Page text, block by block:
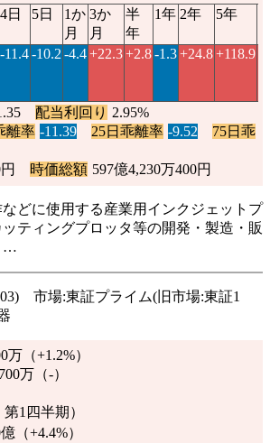
4日 5日
1か
月
3か
月
半
年
1年 2年 5年
-11.4-10.2 -4.4+22.3+2.8-1.3+24.8+118.9
配当利回り 2.95%
離率 -11.39 25日乖離率 -9.52
75日乖
円 時価総額 597億4,230万400円
どに使用する産業用インクジェットプ
ティングプロッタ等の開発・製造・販
…
市場:東証プライム(旧市場:東証1
万（+1.2%）
万（-）
第1四半期）
（+4.4%）